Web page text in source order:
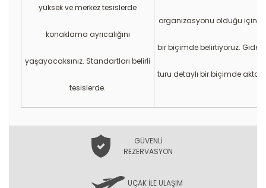
yüksek ve merkez tesislerde
konaklama ayrıcalığını
yaşayacaksınız. Standartları belirli
tesislerde.
organizasyonu olduğu için
bir biçimde belirtiyoruz.
turu detaylı bir biçimde
GÜVENLİ
REZERVASYON
UÇAK İLE ULAŞIM